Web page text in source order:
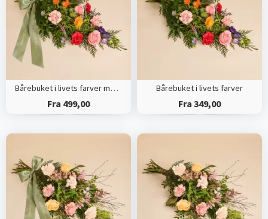
Bårebuket i livets farver med bånd
Fra 499,00
Bårebuket i livets farver
Fra 349,00